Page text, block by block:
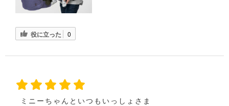
役に立った 0
ミニーちゃんといつもいっしょさま